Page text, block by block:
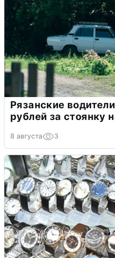
Рязанские
рублей за стоянку
8 августа 3